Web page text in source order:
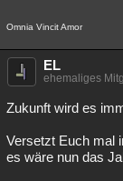
Omnia Vincit Amor
EL
ehemaliges
Zukunft wird es
Versetzt Euch mal
es wäre nun das